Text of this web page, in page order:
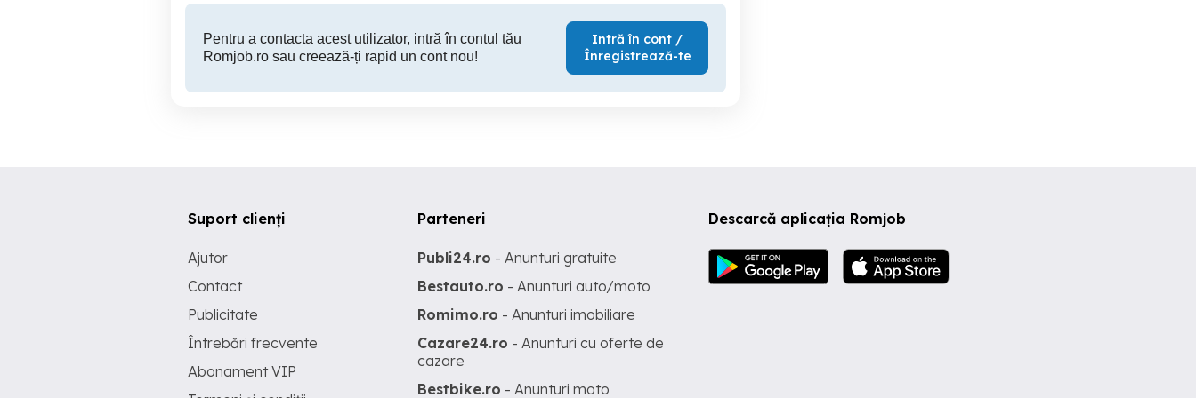
Pentru a contacta acest utilizator, intră în contul tău
Romjob.ro sau creează-ți rapid un cont nou!
Intră în cont /
Înregistrează-te
Descarcă aplicația Romjob
Suport clienți
Ajutor
Contact
Publicitate
Întrebări frecvente
Abonament VIP
Parteneri
Publi24.ro - Anunturi gratuite
Bestauto.ro - Anunturi auto/moto
Romimo.ro - Anunturi imobiliare
Cazare24.ro - Anunturi cu oferte de
cazare
Bestbike.ro - Anunturi moto